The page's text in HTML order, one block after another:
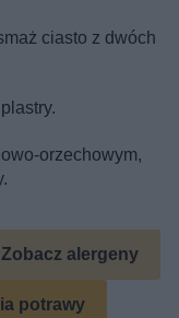
ciasto z dwóch
orzechowym,
Zobacz alergeny
potrawy